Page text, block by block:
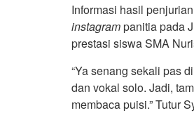
Informasi hasil
instagrampanitia pada
prestasi siswa SMA
“Ya senang sekali pas
dan vokal solo. Jadi,
membaca puisi.” Tutur